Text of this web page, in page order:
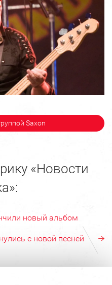
Saxon
«Новости
новый альбом
с новой песней